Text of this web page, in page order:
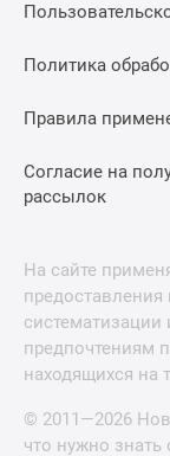
Политика
Правила
Согласие на
рассылок
На сайте
предпочтениям
находящихся на
© 2011—2026
что нужно знать